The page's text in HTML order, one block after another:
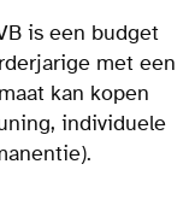
is een budget
met een
kan kopen
individuele